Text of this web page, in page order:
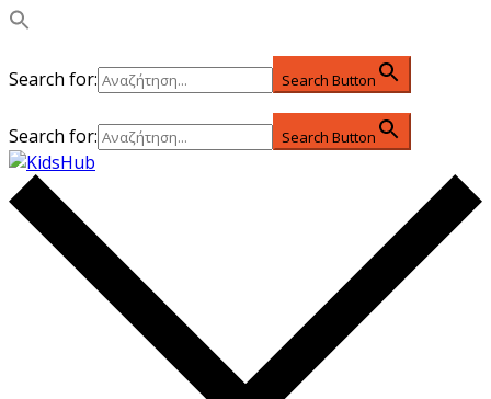
Search for: Search Button
Search for: Search Button